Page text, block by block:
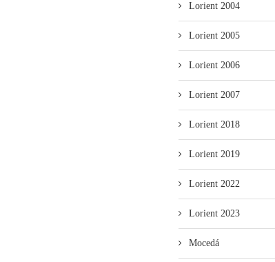
Lorient 2004
Lorient 2005
Lorient 2006
Lorient 2007
Lorient 2018
Lorient 2019
Lorient 2022
Lorient 2023
Mocedá